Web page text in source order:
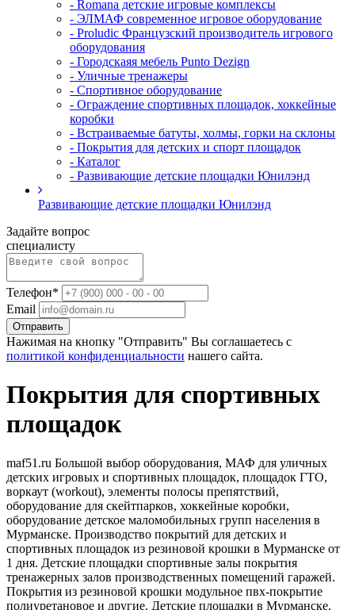
- Romana детские игровые комплексы
- ЭЛМАФ современное игровое оборудование
- Proludic Французский производитель игрового
оборудования
- Городскаяя мебель Punto Dezign
- Уличные тренажеры
- Спортивное оборудование
- Ограждение спортивных площадок, хоккейные
коробки
- Встраиваемые батуты, холмы, горки на склоны
- Покрытия для детских и спорт площадок
- Каталог
- Развивающие детские площадки Юнилэнд
Развивающие детские площадки Юнилэнд
Задайте вопрос
специалисту
Телефон*
Email
Отправить
Нажимая на кнопку "Отправить" Вы соглашаетесь с
политикой конфиденциальности нашего сайта.
Покрытия для спортивных
площадок
maf51.ru Большой выбор оборудования, МАФ для уличных
детских игровых и спортивных площадок, площадок ГТО,
воркаут (workout), элементы полосы препятствий,
оборудование для скейтпарков, хоккейные коробки,
оборудование детское маломобильных групп населения в
Мурманске. Производство покрытий для детских и
спортивных площадок из резиновой крошки в Мурманске от
1 дня. Детские площадки спортивные залы покрытия
тренажерных залов производственных помещений гаражей.
Покрытия из резиновой крошки модульное пвх-покрытие
полиуретановое и другие. Детские площадки в Мурманске,